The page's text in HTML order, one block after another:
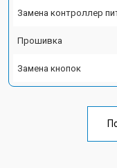
Замена контроллер
Прошивка
Замена кнопок